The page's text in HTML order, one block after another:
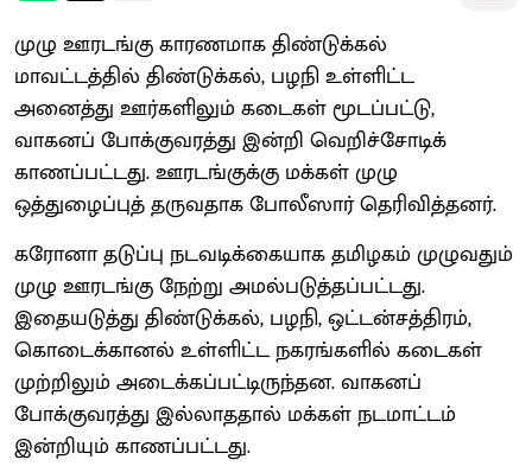
முழு ஊரடங்கு காரணமாக திண்டுக்கல்
மாவட்டத்தில் திண்டுக்கல், பழநி உள்ளிட்ட
அனைத்து ஊர்களிலும் கடைகள் மூடப்பட்டு,
வாகனப் போக்குவரத்து இன்றி வெறிச்சோடிக்
காணப்பட்டது. ஊரடங்குக்கு மக்கள் முழு
ஒத்துழைப்புத் தருவதாக போலீஸார் தெரிவித்தனர்.
கரோனா தடுப்பு நடவடிக்கையாக தமிழகம் முழுவதும்
முழு ஊரடங்கு நேற்று அமல்படுத்தப்பட்டது.
இதையடுத்து திண்டுக்கல், பழநி, ஒட்டன்சத்திரம்,
கொடைக்கானல் உள்ளிட்ட நகரங்களில் கடைகள்
முற்றிலும் அடைக்கப்பட்டிருந்தன. வாகனப்
போக்குவரத்து இல்லாததால் மக்கள் நடமாட்டம்
இன்றியும் காணப்பட்டது.